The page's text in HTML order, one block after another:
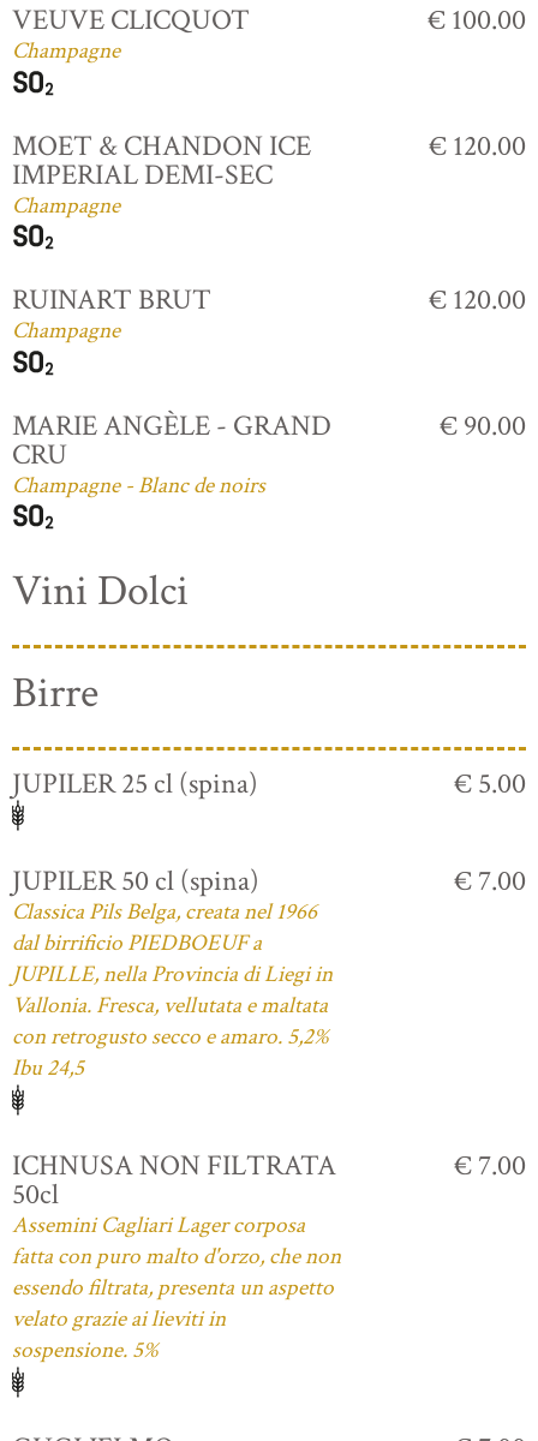
VEUVE CLICQUOT
Champagne
€ 100.00
MOET & CHANDON ICE
IMPERIAL DEMI-SEC
Champagne
€ 120.00
RUINART BRUT
Champagne
€ 120.00
MARIE ANGÈLE - GRAND
CRU
Champagne - Blanc de noirs
€ 90.00
Vini Dolci
Birre
JUPILER 25 cl (spina) € 5.00
JUPILER 50 cl (spina)
Classica Pils Belga, creata nel 1966
dal birrificio PIEDBOEUF a
JUPILLE, nella Provincia di Liegi in
Vallonia. Fresca, vellutata e maltata
con retrogusto secco e amaro. 5,2%
Ibu 24,5
€ 7.00
ICHNUSA NON FILTRATA
50cl
Assemini Cagliari Lager corposa
fatta con puro malto d'orzo, che non
essendo filtrata, presenta un aspetto
velato grazie ai lieviti in
sospensione. 5%
€ 7.00